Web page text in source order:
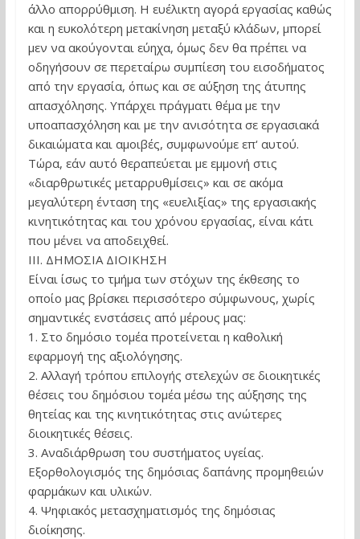
άλλο απορρύθμιση. Η ευέλικτη αγορά εργασίας καθώς
και η ευκολότερη μετακίνηση μεταξύ κλάδων, μπορεί
μεν να ακούγονται εύηχα, όμως δεν θα πρέπει να
οδηγήσουν σε περεταίρω συμπίεση του εισοδήματος
από την εργασία, όπως και σε αύξηση της άτυπης
απασχόλησης. Υπάρχει πράγματι θέμα με την
υποαπασχόληση και με την ανισότητα σε εργασιακά
δικαιώματα και αμοιβές, συμφωνούμε επ‘ αυτού.
Τώρα, εάν αυτό θεραπεύεται με εμμονή στις
«διαρθρωτικές μεταρρυθμίσεις» και σε ακόμα
μεγαλύτερη ένταση της «ευελιξίας» της εργασιακής
κινητικότητας και του χρόνου εργασίας, είναι κάτι
που μένει να αποδειχθεί.
ΙΙΙ. ΔΗΜΟΣΙΑ ΔΙΟΙΚΗΣΗ
Είναι ίσως το τμήμα των στόχων της έκθεσης το
οποίο μας βρίσκει περισσότερο σύμφωνους, χωρίς
σημαντικές ενστάσεις από μέρους μας:
1. Στο δημόσιο τομέα προτείνεται η καθολική
εφαρμογή της αξιολόγησης.
2. Αλλαγή τρόπου επιλογής στελεχών σε διοικητικές
θέσεις του δημόσιου τομέα μέσω της αύξησης της
θητείας και της κινητικότητας στις ανώτερες
διοικητικές θέσεις.
3. Αναδιάρθρωση του συστήματος υγείας.
Εξορθολογισμός της δημόσιας δαπάνης προμηθειών
φαρμάκων και υλικών.
4. Ψηφιακός μετασχηματισμός της δημόσιας
διοίκησης.